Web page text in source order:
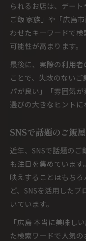
られるお店は、デー
ご飯 家族」や「広島
わせたキーワードで
可能性が高まります。
最後に、実際の利用者
ことで、失敗のない
パが良い」「雰囲気
選びの大きなヒントに
SNSで話題のご飯
近年、SNSで話題の
も注目を集めていま
映えすることはもち
ど、SNSを活用した
いています。
「広島 本当に美味し
た検索ワードで人気